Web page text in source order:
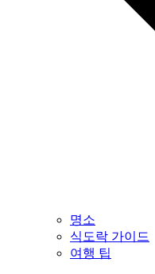
명소
식도락 가이드
여행 팁